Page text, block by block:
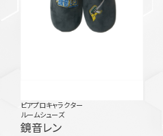
ピアプロキャラクター
ルームシューズ
鏡音レン